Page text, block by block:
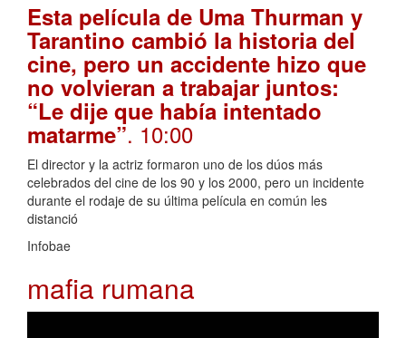
Esta película de Uma Thurman y
Tarantino cambió la historia del
cine, pero un accidente hizo que
no volvieran a trabajar juntos:
“Le dije que había intentado
matarme”. 10:00
El director y la actriz formaron uno de los dúos más
celebrados del cine de los 90 y los 2000, pero un incidente
durante el rodaje de su última película en común les
distanció
Infobae
mafia rumana